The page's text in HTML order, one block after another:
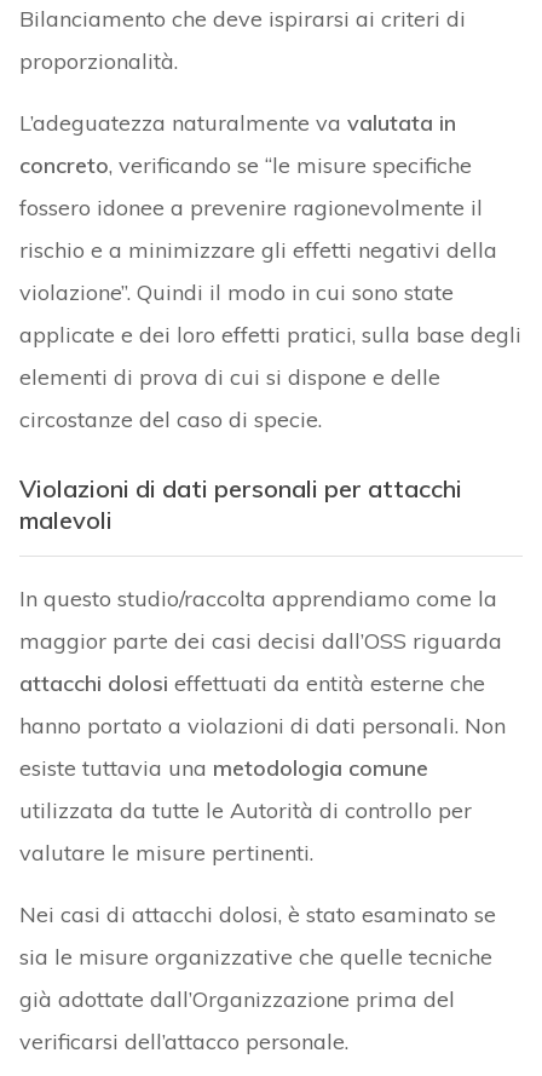
Bilanciamento che deve ispirarsi ai criteri di
proporzionalità.
L’adeguatezza naturalmente va valutata in
concreto, verificando se “le misure specifiche
fossero idonee a prevenire ragionevolmente il
rischio e a minimizzare gli effetti negativi della
violazione”. Quindi il modo in cui sono state
applicate e dei loro effetti pratici, sulla base degli
elementi di prova di cui si dispone e delle
circostanze del caso di specie.
Violazioni di dati personali per attacchi
malevoli
In questo studio/raccolta apprendiamo come la
maggior parte dei casi decisi dall’OSS riguarda
attacchi dolosi effettuati da entità esterne che
hanno portato a violazioni di dati personali. Non
esiste tuttavia una metodologia comune
utilizzata da tutte le Autorità di controllo per
valutare le misure pertinenti.
Nei casi di attacchi dolosi, è stato esaminato se
sia le misure organizzative che quelle tecniche
già adottate dall’Organizzazione prima del
verificarsi dell’attacco personale.